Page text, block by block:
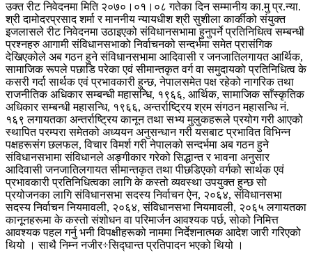
उक्त रीट निवेदनमा मिति २०७०।०१।०८ गतेका दिन सम्मानीय का.मु प्र.न्या.
श्री दामोदरप्रसाद शर्मा र माननीय न्यायधीश श्री सुशीला कार्कीको संयुक्त
इजलासले रीट निवेदनमा उठाइएको संविधानसभामा हुनुपर्ने प्रतिनिधित्व सम्बन्धी
प्रश्नहरु आगामी संविधानसभाको निर्वाचनको सन्दर्भमा समेत प्रासंगिक
देखिएकोले अब गठन हुने संविधानसभामा आदिवासी र जनजातिलगायत आर्थिक,
सामाजिक रूपले पछाडि परेका एवं सीमान्तकृत वर्ग वा समुदायको प्रतिनिधित्व के
कसरी गर्दा सार्थक एवं प्रभावकारी हुन्छ, नेपालसमेत पक्ष रहेको नागरिक तथा
राजनीतिक अधिकार सम्बन्धी महासन्धि, १९६६, आर्थिक, सामाजिक साँस्कृतिक
अधिकार सम्बन्धी महासन्धि, १९६६, अन्तर्राष्ट्रिय श्रम संगठन महासन्धि नं.
१६९ लगायतका अन्तर्राष्ट्रिय कानून तथा सभ्य मुलुकहरूले प्रयोग गरी आएको
स्थापित परम्परा समेतको अध्ययन अनुसन्धान गरी यसबाट प्रभावित विभिन्न
पक्षहरूसंग छलफल, विचार विमर्श गरी नेपालको सन्दर्भमा अब गठन हुने
संविधानसभामा संविधानले अङ्गीकार गरेको सिद्धान्त र भावना अनुसार
आदिवासी जनजातिलगायत सीमान्तकृत तथा पीछडिएको वर्गको सार्थक एवं
प्रभावकारी प्रतिनिधित्वका लागि के कस्तो व्यवस्था उपयुक्त हुन्छ सो
प्रयोजनका लागि संविधानसभा सदस्य निर्वाचन ऐन, २०६४, संविधानसभा
सदस्य निर्वाचन नियमावली, २०६४, संविधानसभा नियमावली, २०६५ लगायतका
कानूनहरूमा के कस्तो संशोधन वा परिमार्जन आवश्यक पर्छ, सोको निमित्त
आवश्यक पहल गर्नु भनी विपक्षीहरूको नाममा निर्देशनात्मक आदेश जारी गरिएको
थियो । साथै निम्न नजीर÷सिद्घान्त प्रतिपादन भएको थियो ।